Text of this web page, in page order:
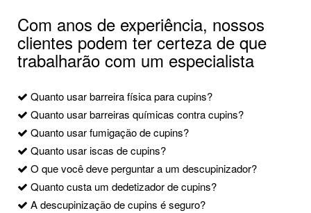
Com anos de experiência, nossos
clientes podem ter certeza de que
trabalharão com um especialista
Quanto usar barreira física para cupins?
Quanto usar barreiras químicas contra cupins?
Quanto usar fumigação de cupins?
Quanto usar iscas de cupins?
O que você deve perguntar a um descupinizador?
Quanto custa um dedetizador de cupins?
A descupinização de cupins é seguro?